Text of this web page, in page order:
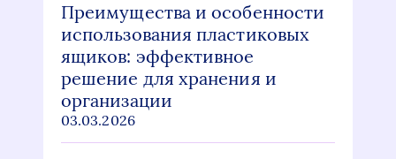
Преимущества и особенности
использования пластиковых
ящиков: эффективное
решение для хранения и
организации
03.03.2026